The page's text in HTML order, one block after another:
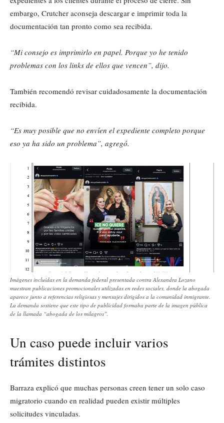
embargo, Crutcher aconseja descargar e imprimir toda la
documentación tan pronto como sea recibida.
“Mi consejo es imprimirlo en papel. Porque yo he tenido
problemas con los links de ellos que vencen”, dijo.
También recomendó revisar cuidadosamente la documentación
recibida.
“Es muy posible que no envíen el expediente completo porque
eso ya ha sido un problema”, agregó.
Imágenes incluidas en la demanda federal presentada contra Alexandra Lozano
muestran publicaciones promocionales utilizadas en redes sociales, donde la abogada
aparece junto a referencias religiosas y mensajes dirigidos a la comunidad inmigrante.
La demanda sostiene que este tipo de publicidad formaba parte de la imagen pública
de la llamada “abogada de los milagros”.
Un caso puede incluir varios
trámites distintos
Barraza explicó que muchas personas creen tener un solo caso
migratorio cuando en realidad pueden existir múltiples
solicitudes vinculadas.